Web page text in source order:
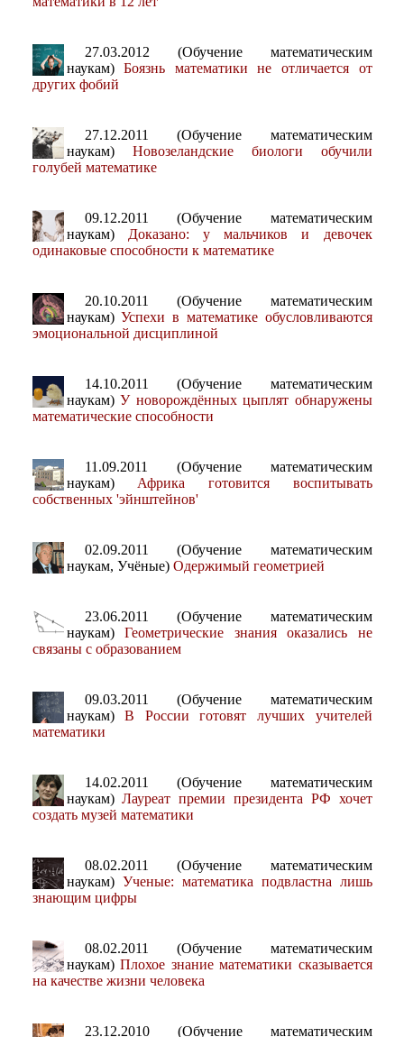
27.03.2012 (Обучение математическим
наукам)Боязнь математики не отличается от
других фобий
27.12.2011 (Обучение математическим
наукам) Новозеландские биологи обучили
голубей математике
09.12.2011 (Обучение математическим
наукам) Доказано: у мальчиков и девочек
одинаковые способности к математике
20.10.2011 (Обучение математическим
наукам)Успехи в математике обусловливаются
эмоциональной дисциплиной
14.10.2011 (Обучение математическим
наукам) У новорождённых цыплят обнаружены
математические способности
11.09.2011 (Обучение математическим
наукам) Африка готовится воспитывать
собственных 'эйнштейнов'
02.09.2011 (Обучение математическим
наукам, Учёные) Одержимый геометрией
23.06.2011 (Обучение математическим
наукам) Геометрические знания оказались не
связаны с образованием
09.03.2011 (Обучение математическим
наукам)В России готовят лучших учителей
математики
14.02.2011 (Обучение математическим
наукам)Лауреат премии президента РФ хочет
создать музей математики
08.02.2011 (Обучение математическим
наукам) Ученые: математика подвластна лишь
знающим цифры
08.02.2011 (Обучение математическим
наукам) Плохое знание математики сказывается
на качестве жизни человека
23.12.2010 (Обучение математическим